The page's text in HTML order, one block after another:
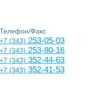
Телефон/Факс
+7 (343) 253-05-03
+7 (343) 253-80-16
+7 (343) 352-44-63
+7 (343) 352-41-53